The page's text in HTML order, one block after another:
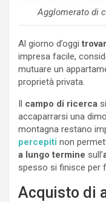
Agglomerato di
Al giorno d’oggi
impresa facile,
mutuare un
proprietà privata.
Il campo di ricerca
accaparrarsi una
montagna restano
percepiti non
a lungo termine sull’
spesso si finisce per
Acquisto di